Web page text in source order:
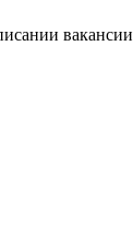
вакансии